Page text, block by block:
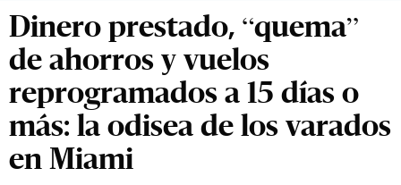
Dinero prestado, “quema”
de ahorros y vuelos
reprogramados a 15 días o
más: la odisea de los varados
en Miami